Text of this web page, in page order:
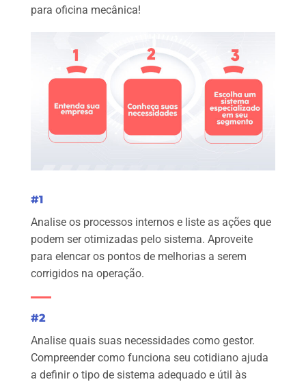
para oficina mecânica!
#1
Analise os processos internos e liste as ações que
podem ser otimizadas pelo sistema. Aproveite
para elencar os pontos de melhorias a serem
corrigidos na operação.
#2
Analise quais suas necessidades como gestor.
Compreender como funciona seu cotidiano ajuda
a definir o tipo de sistema adequado e útil às